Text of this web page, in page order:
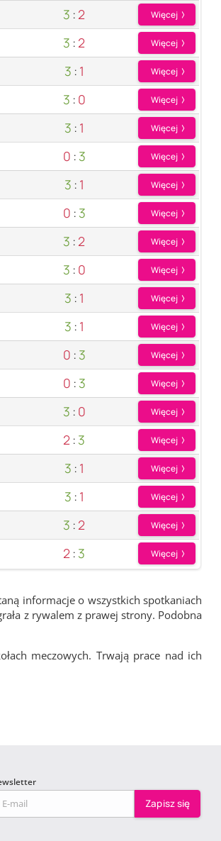
3 : 2 Więcej
3 : 2 Więcej
3 : 1 Więcej
3 : 0 Więcej
3 : 1 Więcej
0 : 3 Więcej
3 : 1 Więcej
0 : 3 Więcej
3 : 2 Więcej
3 : 0 Więcej
3 : 1 Więcej
3 : 1 Więcej
0 : 3 Więcej
0 : 3 Więcej
3 : 0 Więcej
2 : 3 Więcej
3 : 1 Więcej
3 : 1 Więcej
3 : 2 Więcej
2 : 3 Więcej
informacje o wszystkich spotkaniach
z rywalem z prawej strony. Podobna
meczowych. Trwają prace nad ich